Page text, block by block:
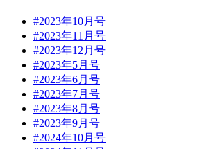
#2023年10月号
#2023年11月号
#2023年12月号
#2023年5月号
#2023年6月号
#2023年7月号
#2023年8月号
#2023年9月号
#2024年10月号